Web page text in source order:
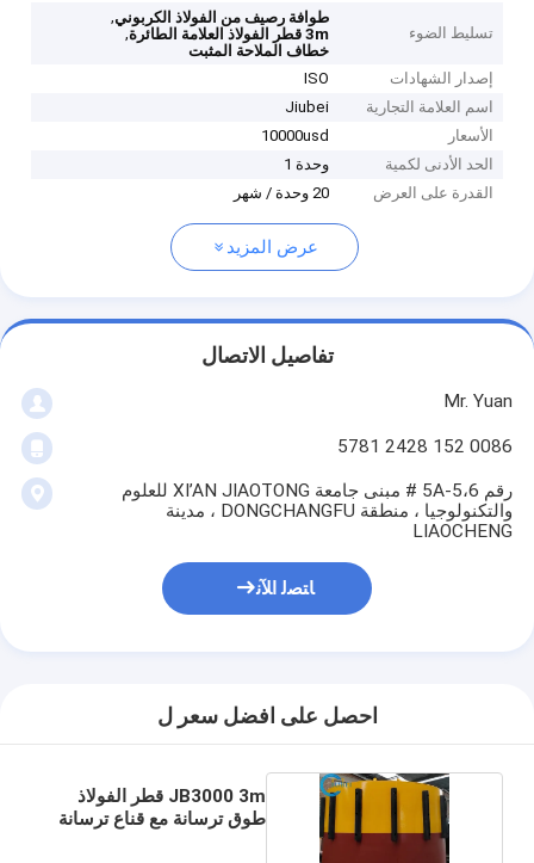
تسليط الضوء
طوافة رصيف من الفولاذ الكربوني,
3m قطر الفولاذ العلامة الطائرة
,
خطاف الملاحة المثبت
إصدار الشهادات
ISO
اسم العلامة التجارية
Jiubei
الأسعار
10000usd
الحد الأدنى لكمية
وحدة 1
القدرة على العرض
20 وحدة / شهر
عرض المزيد
تفاصيل الاتصال
Mr. Yuan
0086 152 2428 5781
رقم 5A-5،6 # مبنى جامعة XI’AN JIAOTONG للعلوم
والتكنولوجيا ، منطقة DONGCHANGFU ، مدينة
LIAOCHENG
ﺎﺘﺼﻟ ﺍﻶﻧ
احصل على افضل سعر ل
JB3000 3m قطر الفولاذ
طوق ترسانة مع قناع ترسانة